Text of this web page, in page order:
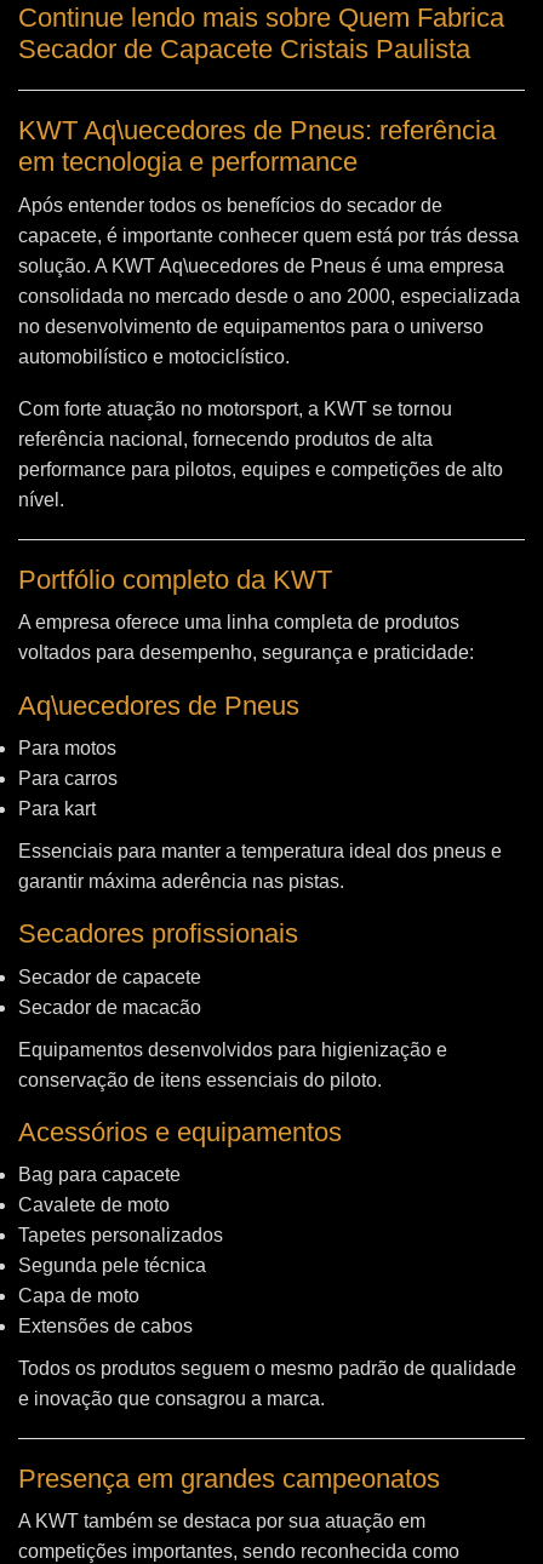
Continue lendo mais sobre Quem Fabrica
Secador de Capacete Cristais Paulista
KWT Aq\uecedores de Pneus: referência
em tecnologia e performance
Após entender todos os benefícios do secador de
capacete, é importante conhecer quem está por trás dessa
solução. A KWT Aq\uecedores de Pneus é uma empresa
consolidada no mercado desde o ano 2000, especializada
no desenvolvimento de equipamentos para o universo
automobilístico e motociclístico.
Com forte atuação no motorsport, a KWT se tornou
referência nacional, fornecendo produtos de alta
performance para pilotos, equipes e competições de alto
nível.
Portfólio completo da KWT
A empresa oferece uma linha completa de produtos
voltados para desempenho, segurança e praticidade:
Aq\uecedores de Pneus
Para motos
Para carros
Para kart
Essenciais para manter a temperatura ideal dos pneus e
garantir máxima aderência nas pistas.
Secadores profissionais
Secador de capacete
Secador de macacão
Equipamentos desenvolvidos para higienização e
conservação de itens essenciais do piloto.
Acessórios e equipamentos
Bag para capacete
Cavalete de moto
Tapetes personalizados
Segunda pele técnica
Capa de moto
Extensões de cabos
Todos os produtos seguem o mesmo padrão de qualidade
e inovação que consagrou a marca.
Presença em grandes campeonatos
A KWT também se destaca por sua atuação em
competições importantes, sendo reconhecida como